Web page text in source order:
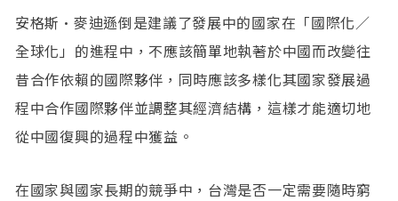
安格斯•麥迪遜倒是建議了發展中的國家在「國際化／
全球化」的進程中，不應該簡單地執著於中國而改變往
昔合作依賴的國際夥伴，同時應該多樣化其國家發展過
程中合作國際夥伴並調整其經濟結構，這樣才能適切地
從中國復興的過程中獲益。
在國家與國家長期的競爭中，台灣是否一定需要隨時窮